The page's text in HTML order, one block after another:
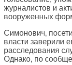
журналистов и
вооруженных
Симонович,
власти заверили
расследования
Однако, по